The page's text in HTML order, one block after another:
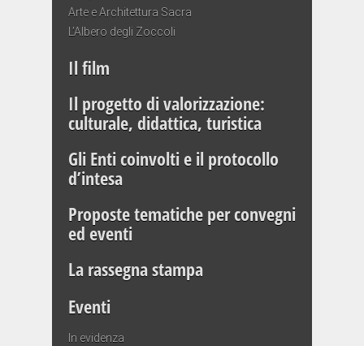
Arte e Architettura Sacra
L’Albero degli Zoccoli
Il film
Il progetto di valorizzazione:
culturale, didattica, turistica
Gli Enti coinvolti e il protocollo
d’intesa
Proposte tematiche per convegni
ed eventi
La rassegna stampa
Eventi
In evidenza